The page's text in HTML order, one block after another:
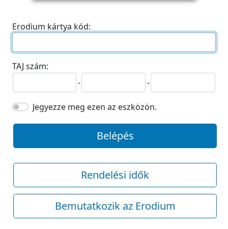
Erodium kártya kód:
TAJ szám:
-
-
Jegyezze meg ezen az eszközön.
Belépés
Rendelési idők
Bemutatkozik az Erodium